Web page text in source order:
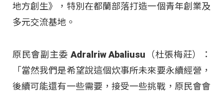
地方創生》，特別在都蘭部落打造一個青年創業及
多元交流基地。
原民會副主委 Adralriw Abaliusu（杜張梅莊）：
「當然我們是希望說這個炊事所未來要永續經營，
後續可能還有一些需要，接受一些挑戰，原民會會